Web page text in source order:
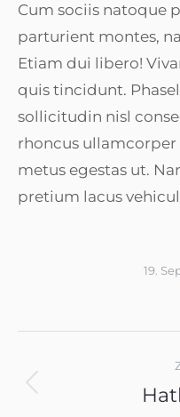
Cum sociis natoque
parturient montes,
Etiam dui libero!
quis tincidunt.
sollicitudin nisl
rhoncus
metus egestas ut.
pretium lacus
19.